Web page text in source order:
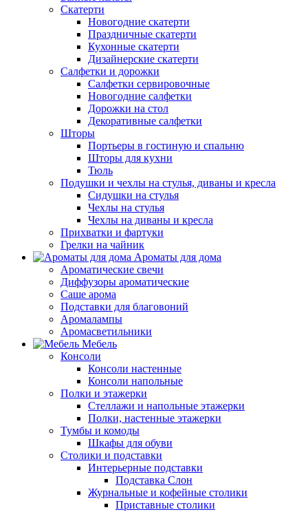
Скатерти
Новогодние скатерти
Праздничные скатерти
Кухонные скатерти
Дизайнерские скатерти
Салфетки и дорожки
Салфетки сервировочные
Новогодние салфетки
Дорожки на стол
Декоративные салфетки
Шторы
Портьеры в гостиную и спальню
Шторы для кухни
Тюль
Подушки и чехлы на стулья, диваны и кресла
Сидушки на стулья
Чехлы на стулья
Чехлы на диваны и кресла
Прихватки и фартуки
Грелки на чайник
Ароматы для дома
Ароматические свечи
Диффузоры ароматические
Саше арома
Подставки для благовоний
Аромалампы
Аромасветильники
Мебель
Консоли
Консоли настенные
Консоли напольные
Полки и этажерки
Стеллажи и напольные этажерки
Полки, настенные этажерки
Тумбы и комоды
Шкафы для обуви
Столики и подставки
Интерьерные подставки
Подставка Слон
Журнальные и кофейные столики
Приставные столики